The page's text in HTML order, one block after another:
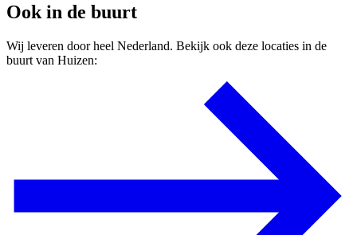
Ook in de buurt
Wij leveren door heel Nederland. Bekijk ook deze locaties in de
buurt van Huizen: